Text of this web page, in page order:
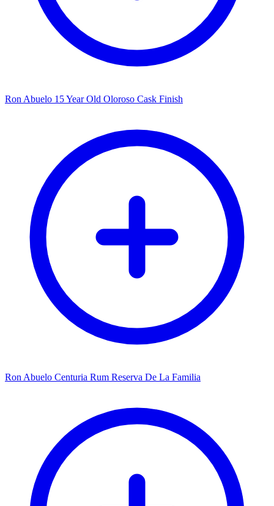
Ron Abuelo 15 Year Old Oloroso Cask Finish
Ron Abuelo Centuria Rum Reserva De La Familia